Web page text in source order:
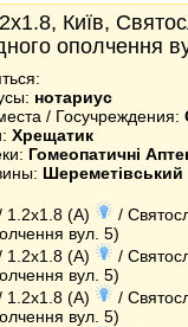
Київ,
ополчення
нотариус
/ Госучреждения:
Хрещатик
Гомеопатичні
Шереметівський
1.2x1.8 (A)
/
вул. 5)
1.2x1.8 (A)
/
вул. 5)
1.2x1.8 (A)
/
вул. 5)